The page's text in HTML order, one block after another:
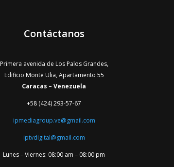
Contáctanos
Primera avenida de Los Palos Grandes,
Edificio Monte Ulia, Apartamento 55
Caracas – Venezuela
+58 (424) 293-57-67
ipmediagroup.ve@gmail.com
iptvdigital@gmail.com
Lunes – Viernes: 08:00 am – 08:00 pm